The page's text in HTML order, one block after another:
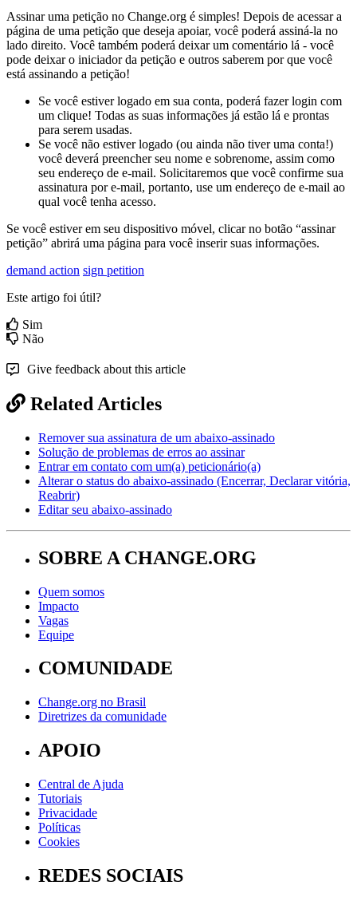
Assinar uma petição no Change.org é simples! Depois de acessar a
página de uma petição que deseja apoiar, você poderá assiná-la no
lado direito. Você também poderá deixar um comentário lá - você
pode deixar o iniciador da petição e outros saberem por que você
está assinando a petição!
Se você estiver logado em sua conta, poderá fazer login com
um clique! Todas as suas informações já estão lá e prontas
para serem usadas.
Se você não estiver logado (ou ainda não tiver uma conta!)
você deverá preencher seu nome e sobrenome, assim como
seu endereço de e-mail. Solicitaremos que você confirme sua
assinatura por e-mail, portanto, use um endereço de e-mail ao
qual você tenha acesso.
Se você estiver em seu dispositivo móvel, clicar no botão “assinar
petição” abrirá uma página para você inserir suas informações.
demand action sign petition
Este artigo foi útil?
Sim
Não
Give feedback about this article
Related Articles
Remover sua assinatura de um abaixo-assinado
Solução de problemas de erros ao assinar
Entrar em contato com um(a) peticionário(a)
Alterar o status do abaixo-assinado (Encerrar, Declarar vitória,
Reabrir)
Editar seu abaixo-assinado
SOBRE A CHANGE.ORG
Quem somos
Impacto
Vagas
Equipe
COMUNIDADE
Change.org no Brasil
Diretrizes da comunidade
APOIO
Central de Ajuda
Tutoriais
Privacidade
Políticas
Cookies
REDES SOCIAIS